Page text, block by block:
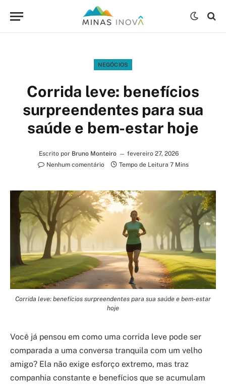
NEGÓCIOS
Corrida leve: benefícios
surpreendentes para sua
saúde e bem-estar hoje
Escrito por Bruno Monteiro
fevereiro 27, 2026
Nenhum comentário
Tempo de Leitura 7 Mins
Corrida leve: benefícios surpreendentes para sua saúde e bem-estar
hoje
Você já pensou em como uma corrida leve pode ser
comparada a uma conversa tranquila com um velho
amigo? Ela não exige esforço extremo, mas traz
companhia constante e benefícios que se acumulam